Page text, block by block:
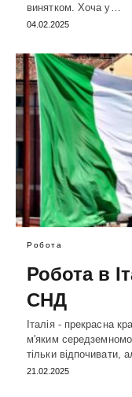
винятком. Хоча у…
04.02.2025
Робота
Робота в
СНД
Італія - прекрасна
м'яким
тільки
21.02.2025